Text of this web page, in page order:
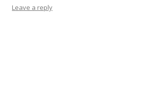
Leave a reply